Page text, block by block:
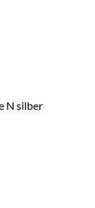
N silber